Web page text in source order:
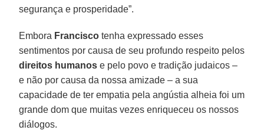
segurança e prosperidade”.
Embora Francisco tenha expressado esses
sentimentos por causa de seu profundo respeito pelos
direitos humanos e pelo povo e tradição judaicos –
e não por causa da nossa amizade – a sua
capacidade de ter empatia pela angústia alheia foi um
grande dom que muitas vezes enriqueceu os nossos
diálogos.